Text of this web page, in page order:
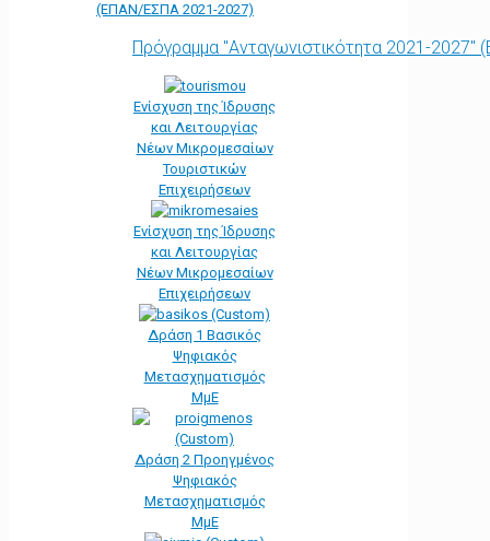
(ΕΠΑΝ/ΕΣΠΑ 2021-2027)
Πρόγραμμα "Ανταγωνιστικότητα 2021-
Ενίσχυση της Ίδρυσης
και Λειτουργίας
Νέων Μικρομεσαίων
Τουριστικών
Επιχειρήσεων
Ενίσχυση της Ίδρυσης
και Λειτουργίας
Νέων Μικρομεσαίων
Επιχειρήσεων
Δράση 1 Βασικός
Ψηφιακός
Μετασχηματισμός
ΜμΕ
Δράση 2 Προηγμένος
Ψηφιακός
Μετασχηματισμός
ΜμΕ